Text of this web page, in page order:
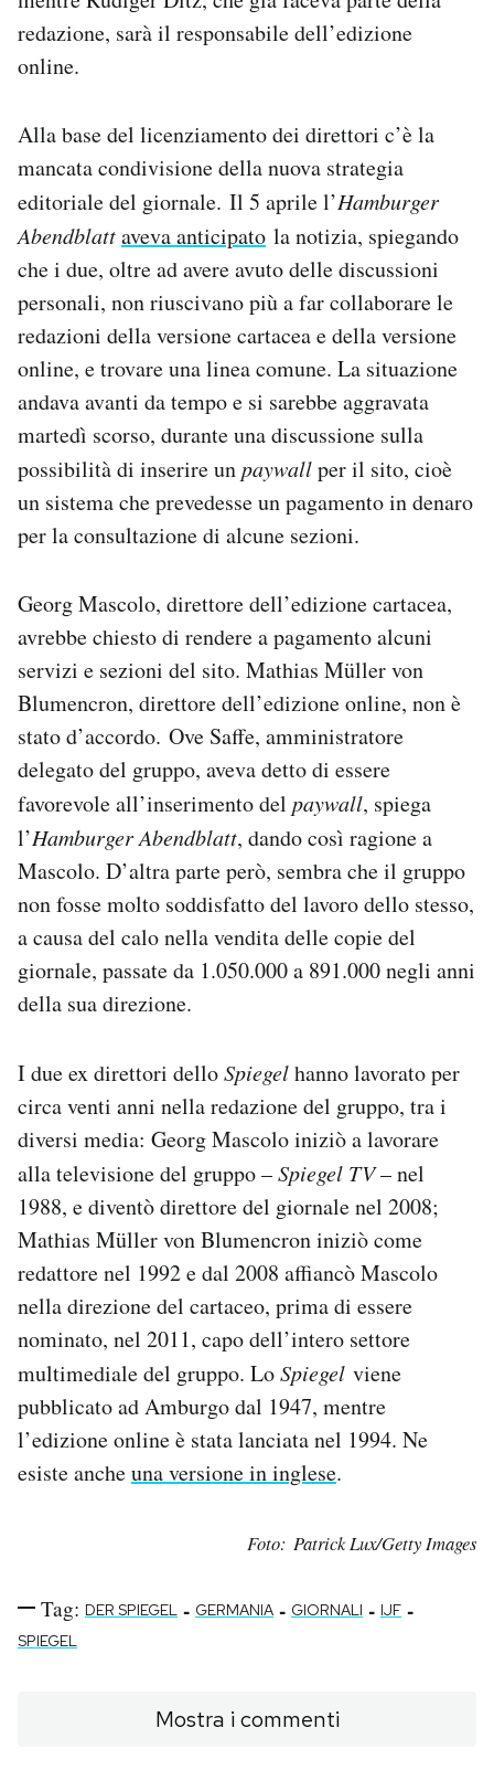
redazione, sarà il responsabile dell’edizione
online.
Alla base del licenziamento dei direttori c’è la
mancata condivisione della nuova strategia
editoriale del giornale. Il 5 aprile l’Hamburger
Abendblattaveva anticipato la notizia, spiegando
che i due, oltre ad avere avuto delle discussioni
personali, non riuscivano più a far collaborare le
redazioni della versione cartacea e della versione
online, e trovare una linea comune. La situazione
andava avanti da tempo e si sarebbe aggravata
martedì scorso, durante una discussione sulla
possibilità di inserire unpaywallper il sito, cioè
un sistema che prevedesse un pagamento in denaro
per la consultazione di alcune sezioni.
Georg Mascolo, direttore dell’edizione cartacea,
avrebbe chiesto di rendere a pagamento alcuni
servizi e sezioni del sito. Mathias Müller von
Blumencron, direttore dell’edizione online, non è
stato d’accordo. Ove Saffe, amministratore
delegato del gruppo, aveva detto di essere
favorevole all’inserimento del paywall, spiega
l’Hamburger Abendblatt, dando così ragione a
Mascolo. D’altra parte però, sembra che il gruppo
non fosse molto soddisfatto del lavoro dello stesso,
a causa del calo nella vendita delle copie del
giornale, passate da 1.050.000 a 891.000 negli anni
della sua direzione.
I due ex direttori delloSpiegelhanno lavorato per
circa venti anni nella redazione del gruppo, tra i
diversi media: Georg Mascolo iniziò a lavorare
alla televisione del gruppo –Spiegel TV– nel
1988, e diventò direttore del giornale nel 2008;
Mathias Müller von Blumencron iniziò come
redattore nel 1992 e dal 2008 affiancò Mascolo
nella direzione del cartaceo, prima di essere
nominato, nel 2011, capo dell’intero settore
multimediale del gruppo. LoSpiegel viene
pubblicato ad Amburgo dal 1947, mentre
l’edizione online è stata lanciata nel 1994. Ne
esiste ancheuna versione in inglese.
Foto: Patrick Lux/Getty Images
Tag: DER SPIEGEL - GERMANIA - GIORNALI - IJF -
SPIEGEL
Mostra i commenti